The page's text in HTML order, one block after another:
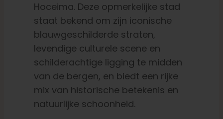
Hoceima. Deze opmerkelijke stad
staat bekend om zijn iconische
blauwgeschilderde straten,
levendige culturele scene en
schilderachtige ligging te midden
van de bergen, en biedt een rijke
mix van historische betekenis en
natuurlijke schoonheid.